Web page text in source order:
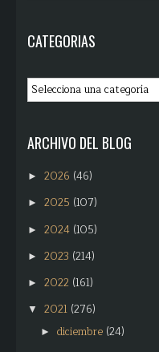
CATEGORIAS
ARCHIVO DEL BLOG
► 2026 (46)
► 2025 (107)
► 2024 (105)
► 2023 (214)
► 2022 (161)
▼ 2021 (276)
► diciembre (24)